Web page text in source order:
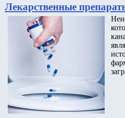
Лекарственные